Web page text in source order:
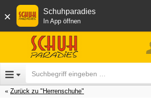
× Schuhparadies
In App öffnen
Zurück zu "Herrenschuhe"